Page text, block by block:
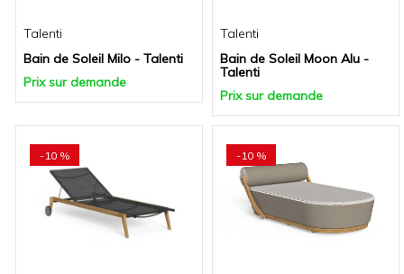
Talenti
Bain de Soleil Milo - Talenti
Prix sur demande
Talenti
Bain de Soleil Moon Alu -
Talenti
Prix sur demande
-10 % -10 %